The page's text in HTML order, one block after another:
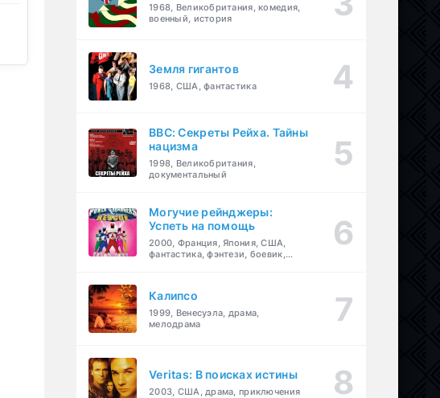
1968, Великобритания, комедия,
военный, история
Земля гигантов
1968, США, фантастика
BBC: Секреты Рейха. Тайны
нацизма
1998, Великобритания,
документальный
Могучие рейнджеры:
Успеть на помощь
2000, Франция, Япония, США,
фантастика, фэнтези, боевик,
Калипсо
1999, Венесуэла, драма,
мелодрама
Veritas: В поисках истины
2003, США, драма, приключения